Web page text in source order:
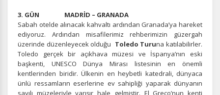
3. GÜN MADRİD – GRANADA
Sabah otelde alınacak kahvaltı ardından Granada’ya hareket
ediyoruz. Ardından misafilerimiz rehberimizin güzergah
üzerinde düzenleyecek olduğu Toledo Turuna katılabilirler.
Toledo gerçek bir açıkhava müzesi ve İspanya’nın eski
başkenti, UNESCO Dünya Mirası listesinin en önemli
kentlerinden biridir. Ülkenin en heybetli katedrali, dünyaca
ünlü ressamların eserlerine ev sahipliği yaparak dünyanın
sayılı müzeleriyle yarışır hale gelmiştir. El Greco’nun kenti